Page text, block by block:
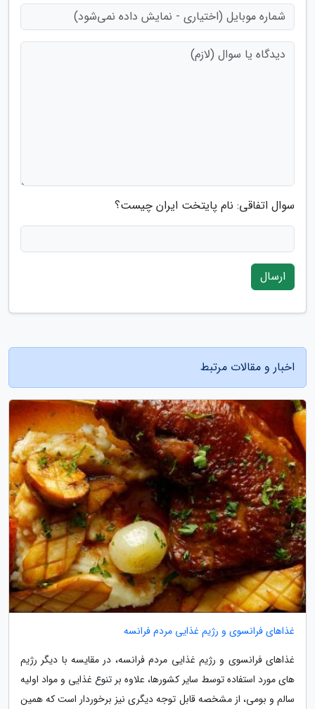
سوال اتفاقی: نام پایتخت ایران چیست؟
ارسال
اخبار و مقالات مرتبط
غذاهای فرانسوی و رژیم غذایی مردم فرانسه
غذاهای فرانسوی و رژیم غذایی مردم فرانسه، در مقایسه با دیگر رژیم
های مورد استفاده توسط سایر کشورها، علاوه بر تنوع غذایی و مواد اولیه
سالم و بومی، از مشخصه قابل توجه دیگری نیز برخوردار است که همین